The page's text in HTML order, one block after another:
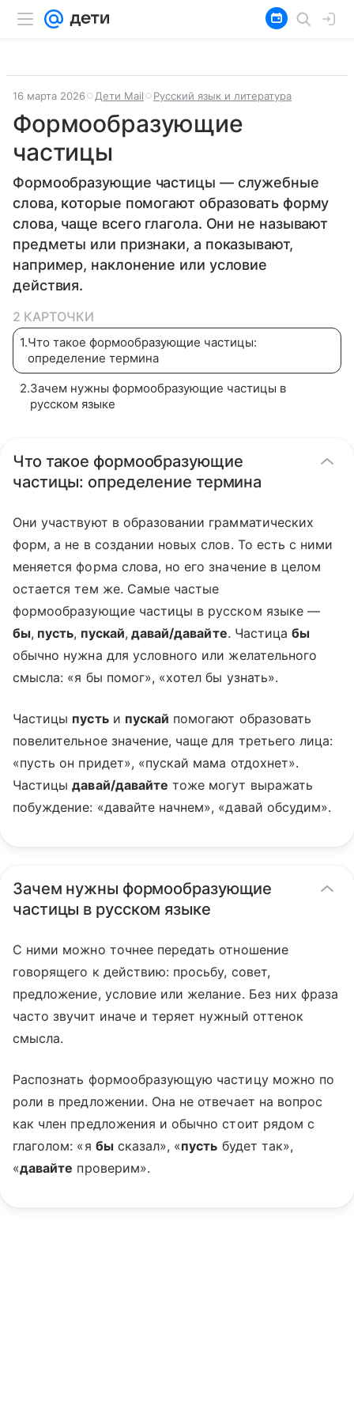
16 марта 2026 Дети Mail Русский язык и литература
Формообразующие
частицы
Формообразующие частицы — служебные
слова, которые помогают образовать форму
слова, чаще всего глагола. Они не называют
предметы или признаки, а показывают,
например, наклонение или условие
действия.
2 КАРТОЧКИ
1.Что такое формообразующие частицы:
определение термина
2.Зачем нужны формообразующие частицы в
русском языке
Что такое формообразующие
частицы: определение термина
Они участвуют в образовании грамматических
форм, а не в создании новых слов. То есть с ними
меняется форма слова, но его значение в целом
остается тем же. Самые частые
формообразующие частицы в русском языке —
бы, пусть, пускай, давай/давайте. Частицабы
обычно нужна для условного или желательного
смысла: «я бы помог», «хотел бы узнать».
Частицы пустьи пускай помогают образовать
повелительное значение, чаще для третьего лица:
«пусть он придет», «пускай мама отдохнет».
Частицыдавай/давайте тоже могут выражать
побуждение: «давайте начнем», «давай обсудим».
Зачем нужны формообразующие
частицы в русском языке
С ними можно точнее передать отношение
говорящего к действию: просьбу, совет,
предложение, условие или желание. Без них фраза
часто звучит иначе и теряет нужный оттенок
смысла.
Распознать формообразующую частицу можно по
роли в предложении. Она не отвечает на вопрос
как член предложения и обычно стоит рядом с
глаголом: «я бы сказал», «пусть будет так»,
«давайте проверим».